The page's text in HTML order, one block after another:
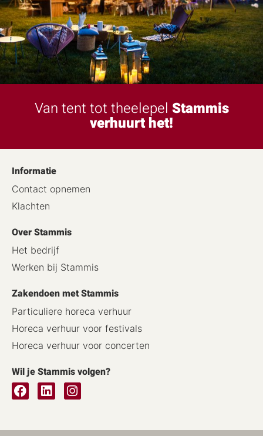
Van tent tot theelepel Stammis
verhuurt het!
Informatie
Contact opnemen
Klachten
Over Stammis
Het bedrijf
Werken bij Stammis
Zakendoen met Stammis
Particuliere horeca verhuur
Horeca verhuur voor festivals
Horeca verhuur voor concerten
Wil je Stammis volgen?